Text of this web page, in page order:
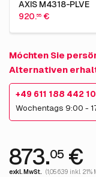
AXIS M4318-PLVE
920.55 €
Móchten Sie
Alternativen
+49 611 188 442 10
Wochentags 9:00 -
873.05€
exkl. MwSt. (1,056.39 inkl. 21%